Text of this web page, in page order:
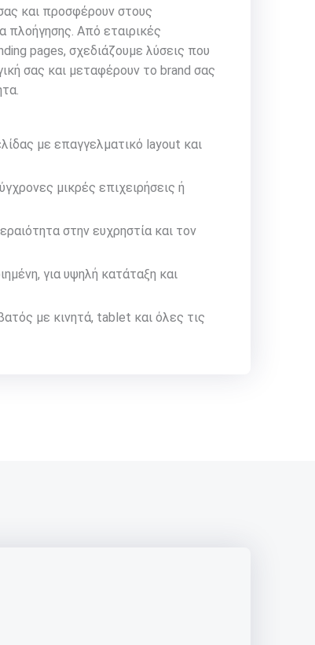
και προσφέρουν στους
πλοήγησης. Από εταιρικές
pages, σχεδιάζουμε λύσεις που
σας και μεταφέρουν το brand σας
με επαγγελματικό layout και
μικρές επιχειρήσεις ή
στην ευχρηστία και τον
για υψηλή κατάταξη και
με κινητά, tablet και όλες τις